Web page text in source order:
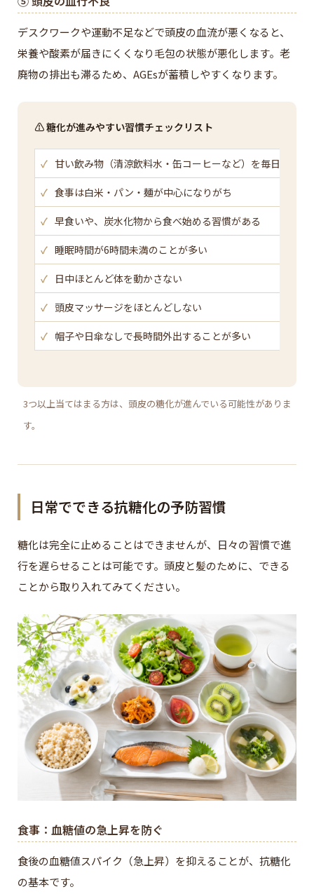
デスクワークや運動不足などで頭皮の血流が悪くなると、
栄養や酸素が届きにくくなり毛包の状態が悪化します。老
廃物の排出も滞るため、AGEsが蓄積しやすくなります。
⚠️ 糖化が進みやすい習慣チェックリスト
✓ 甘い飲み物（清涼飲料水・缶コーヒーなど）を毎日飲む
✓ 食事は白米・パン・麺が中心になりがち
✓ 早食いや、炭水化物から食べ始める習慣がある
✓ 睡眠時間が6時間未満のことが多い
✓ 日中ほとんど体を動かさない
✓ 頭皮マッサージをほとんどしない
✓ 帽子や日傘なしで長時間外出することが多い
3つ以上当てはまる方は、頭皮の糖化が進んでいる可能性がありま
す。
日常でできる抗糖化の予防習慣
糖化は完全に止めることはできませんが、日々の習慣で進
行を遅らせることは可能です。頭皮と髪のために、できる
ことから取り入れてみてください。
食事：血糖値の急上昇を防ぐ
食後の血糖値スパイク（急上昇）を抑えることが、抗糖化
の基本です。